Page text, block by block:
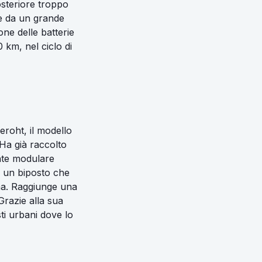
troppo
da un grande
delle batterie
km, nel ciclo di
il modello
già raccolto
modulare
un biposto che
Raggiunge una
alla sua
urbani dove lo